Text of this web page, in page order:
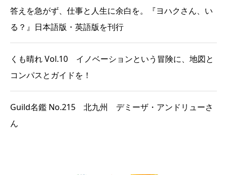
答えを急がず、仕事と人生に余白を。『ヨハクさん、い
る？』日本語版・英語版を刊行
くも晴れ Vol.10 イノベーションという冒険に、地図と
コンパスとガイドを！
Guild名鑑 No.215 北九州 デミーザ・アンドリューさ
ん